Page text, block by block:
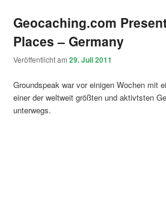
Geocaching.com
Places – Germany
Veröffentlicht am29. Juli 2011
Groundspeak war vor einigen Wochen mit
einer der weltweit größten und aktivtsten
unterwegs.